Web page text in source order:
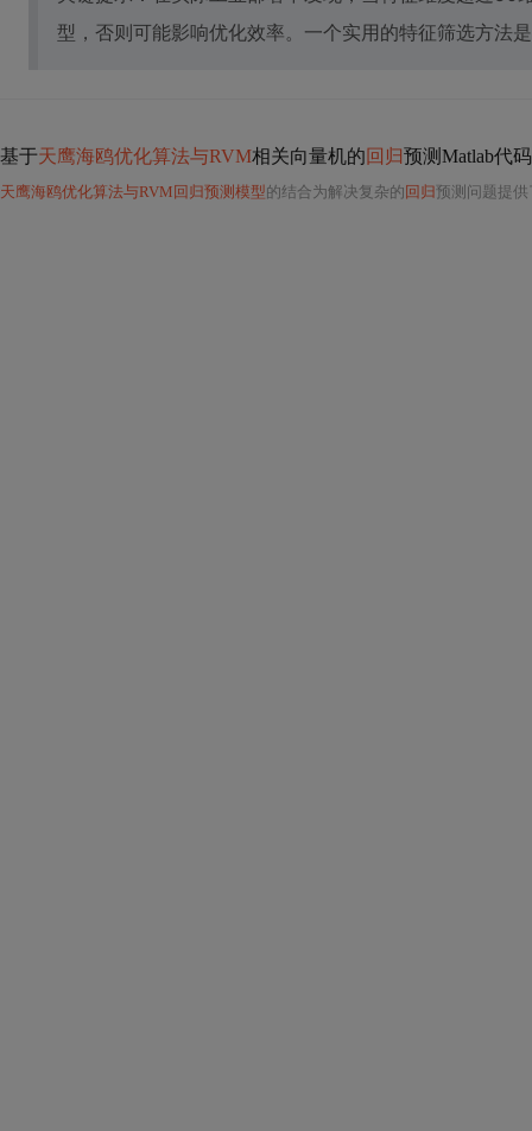
型，否则可能影响优化效率。一个实用的特征筛选方法
基于天鹰海鸥优化算法与RVM相关向量机的 回归预测Matlab代码
天鹰海鸥优化算法与RVM回归预测模型的结合为解决复杂的 回归预测问题提